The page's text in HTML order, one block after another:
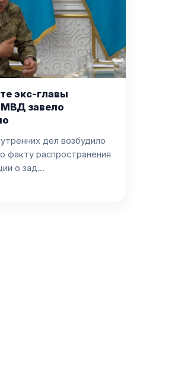
экс-главы
завело
дел возбудило
факту распространения
о зад...